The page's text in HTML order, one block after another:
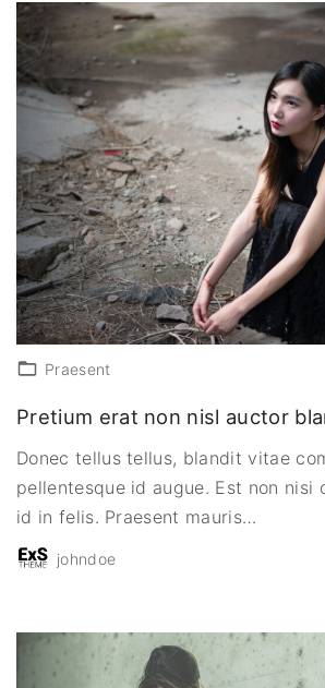
Praesent
Pretium erat non nisl auctor
Donec tellus tellus, blandit vitae
pellentesque id augue. Est non nisi
id in felis. Praesent mauris…
johndoe